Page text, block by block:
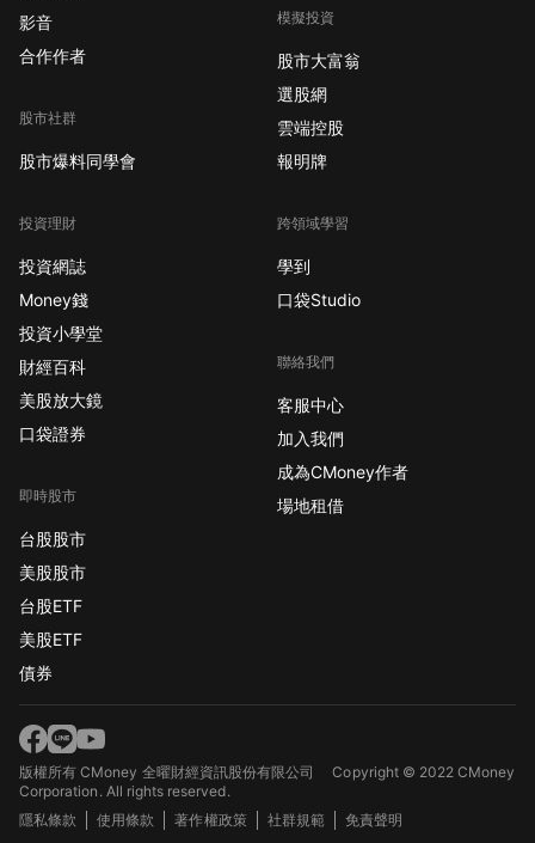
影音
合作作者
股市社群
股市爆料同學會
投資理財
投資網誌
Money錢
投資小學堂
財經百科
美股放大鏡
口袋證券
即時股市
台股股市
美股股市
台股ETF
美股ETF
債券
模擬投資
股市大富翁
選股網
雲端控股
報明牌
跨領域學習
學到
口袋Studio
聯絡我們
客服中心
加入我們
成為CMoney作者
場地租借
版權所有 CMoney 全曜財經資訊股份有限公司Copyright © 2022 CMoney
Corporation. All rights reserved.
隱私條款
使用條款 著作權政策 社群規範 免責聲明